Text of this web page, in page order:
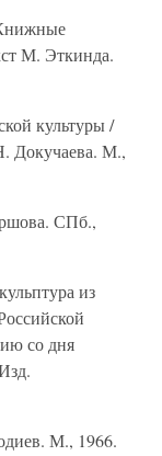
М. Эткинда.
культуры /
Докучаева. М.,
СПб.,
из
со дня
М., 1966.